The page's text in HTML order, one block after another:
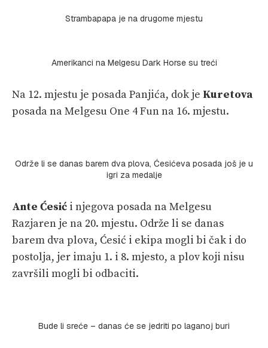
Strambapapa je na drugome mjestu
Amerikanci na Melgesu Dark Horse su treći
Na 12. mjestu je posada Panjića, dok je Kuretova
posada na Melgesu One 4 Fun na 16. mjestu.
Održe li se danas barem dva plova, Ćesićeva posada još je u
igri za medalje
Ante Ćesić i njegova posada na Melgesu
Razjaren je na 20. mjestu. Održe li se danas
barem dva plova, Ćesić i ekipa mogli bi čak i do
postolja, jer imaju 1. i 8. mjesto, a plov koji nisu
završili mogli bi odbaciti.
Bude li sreće – danas će se jedriti po laganoj buri